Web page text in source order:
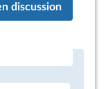
discussion